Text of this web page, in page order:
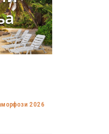
2026